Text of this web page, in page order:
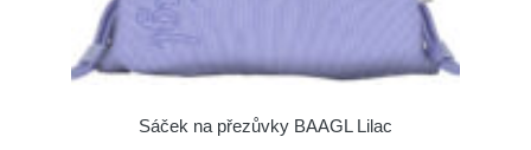
Sáček na přezůvky BAAGL Lilac